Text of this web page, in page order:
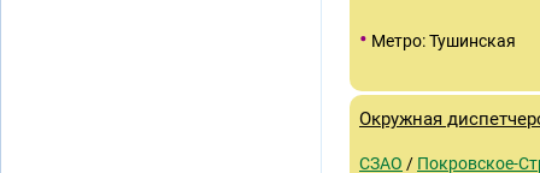
• Метро: Тушинская
Окружная
СЗАО / Покровское-